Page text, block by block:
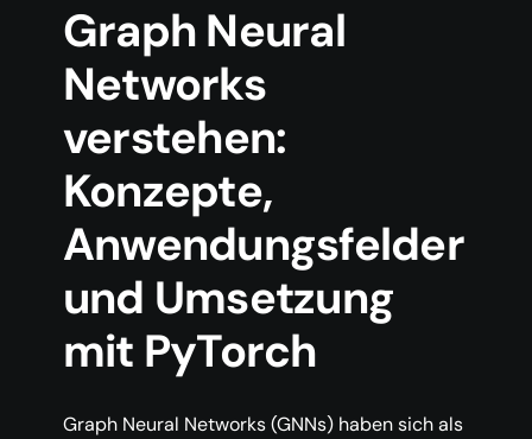
Graph Neural
Networks
verstehen:
Konzepte,
Anwendungsfelder
und Umsetzung
mit PyTorch
Graph Neural Networks (GNNs) haben sich als